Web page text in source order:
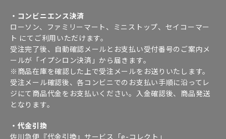
・コンビニエンス決済
ローソン、ファミリーマート、ミニストップ、セイコーマー
ト にてご利用いただけます。
受注完了後、自動確認メールとお支払い受付番号のご案内メ
ールが「イプシロン決済」から届きます。
※商品在庫を確認した上で受注メールをお送りいたします。
受注メール確認後、各コンビニでのお支払い手順に沿ってレ
ジにて商品代金をお支払いください。入金確認後、商品発送
となります。
・代金引換
佐川急便『代金引換』サービス「e-コレクト」